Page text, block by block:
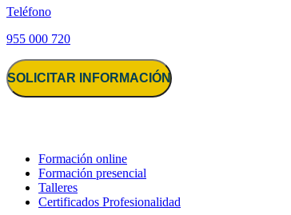
Teléfono
955 000 720
SOLICITAR INFORMACIÓN
Formación online
Formación presencial
Talleres
Certificados Profesionalidad